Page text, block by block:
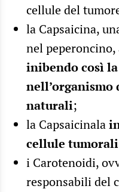
cellule del
la Capsaicina,
nel peperoncino,
inibendo così
naturali;
la Capsaicinala
cellule
i Carotenoidi,
responsabili del